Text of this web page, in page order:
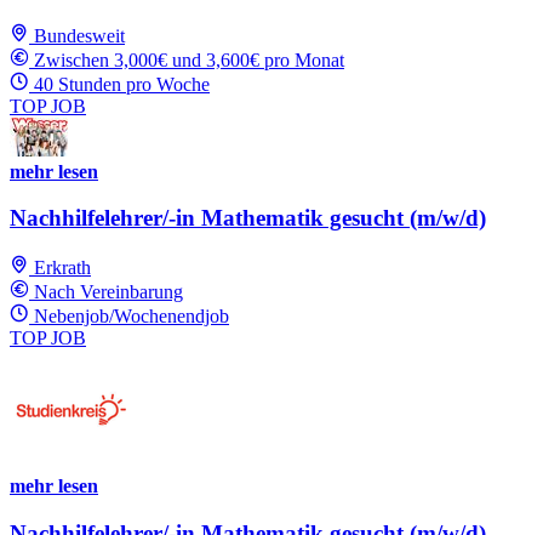
Bundesweit
Zwischen 3,000€ und 3,600€ pro Monat
40 Stunden pro Woche
TOP JOB
mehr lesen
Nachhilfelehrer/-in Mathematik gesucht (m/w/d)
Erkrath
Nach Vereinbarung
Nebenjob/Wochenendjob
TOP JOB
mehr lesen